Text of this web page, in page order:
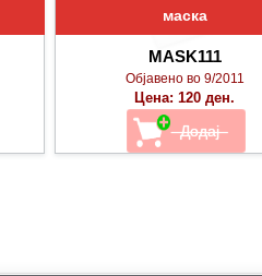
маска
MASK111
Објавено во 9/2011
Цена: 120 ден.